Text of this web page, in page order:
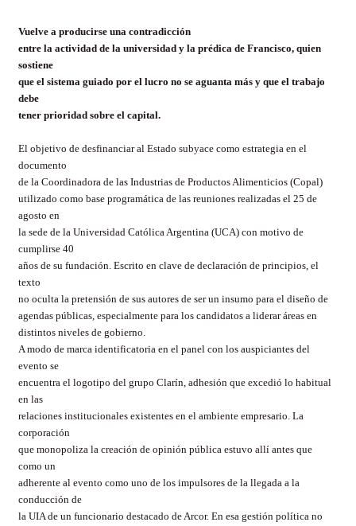
Vuelve a producirse una contradicción
entre la actividad de la universidad y la prédica de Francisco, quien
sostiene
que el sistema guiado por el lucro no se aguanta más y que el trabajo
debe
tener prioridad sobre el capital.
El objetivo de desfinanciar al Estado subyace como estrategia en el
documento
de la Coordinadora de las Industrias de Productos Alimenticios (Copal)
utilizado como base programática de las reuniones realizadas el 25 de
agosto en
la sede de la Universidad Católica Argentina (UCA) con motivo de
cumplirse 40
años de su fundación. Escrito en clave de declaración de principios, el
texto
no oculta la pretensión de sus autores de ser un insumo para el diseño de
agendas públicas, especialmente para los candidatos a liderar áreas en
distintos niveles de gobierno.
A modo de marca identificatoria en el panel con los auspiciantes del
evento se
encuentra el logotipo del grupo Clarín, adhesión que excedió lo habitual
en las
relaciones institucionales existentes en el ambiente empresario. La
corporación
que monopoliza la creación de opinión pública estuvo allí antes que
como un
adherente al evento como uno de los impulsores de la llegada a la
conducción de
la UIA de un funcionario destacado de Arcor. En esa gestión política no